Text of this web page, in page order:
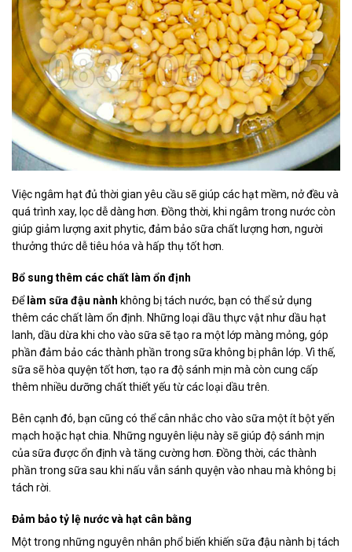
Việc ngâm hạt đủ thời gian yêu cầu sẽ giúp các hạt mềm, nở đều và
quá trình xay, lọc dễ dàng hơn. Đồng thời, khi ngâm trong nước còn
giúp giảm lượng axit phytic, đảm bảo sữa chất lượng hơn, người
thưởng thức dễ tiêu hóa và hấp thụ tốt hơn.
Bổ sung thêm các chất làm ổn định
Để làm sữa đậu nành không bị tách nước, bạn có thể sử dụng
thêm các chất làm ổn định. Những loại dầu thực vật như dầu hạt
lanh, dầu dừa khi cho vào sữa sẽ tạo ra một lớp màng mỏng, góp
phần đảm bảo các thành phần trong sữa không bị phân lớp. Vì thế,
sữa sẽ hòa quyện tốt hơn, tạo ra độ sánh mịn mà còn cung cấp
thêm nhiều dưỡng chất thiết yếu từ các loại dầu trên.
Bên cạnh đó, bạn cũng có thể cân nhắc cho vào sữa một ít bột yến
mạch hoặc hạt chia. Những nguyên liệu này sẽ giúp độ sánh mịn
của sữa được ổn định và tăng cường hơn. Đồng thời, các thành
phần trong sữa sau khi nấu vẫn sánh quyện vào nhau mà không bị
tách rời.
Đảm bảo tỷ lệ nước và hạt cân bằng
Một trong những nguyên nhân phổ biến khiến sữa đậu nành bị tách